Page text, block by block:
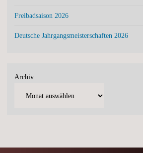
Freibadsaison 2026
Deutsche Jahrgangsmeisterschaften 2026
Archiv